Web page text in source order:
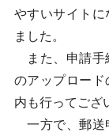
やすいサイトに
ました。
また、申請手
のアップロー
内も行ってござ
一方で、郵送